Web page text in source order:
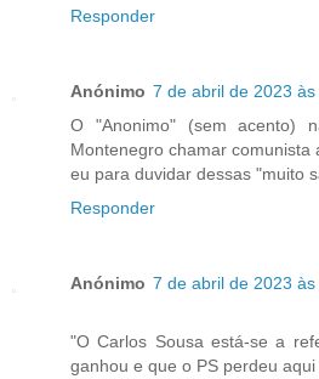
Responder
Anónimo 7 de abril de 2023 às
O "Anonimo" (sem acento)
Montenegro chamar comunista
eu para duvidar dessas "muito
Responder
Anónimo 7 de abril de 2023 às
"O Carlos Sousa está-se a
ganhou e que o PS perdeu